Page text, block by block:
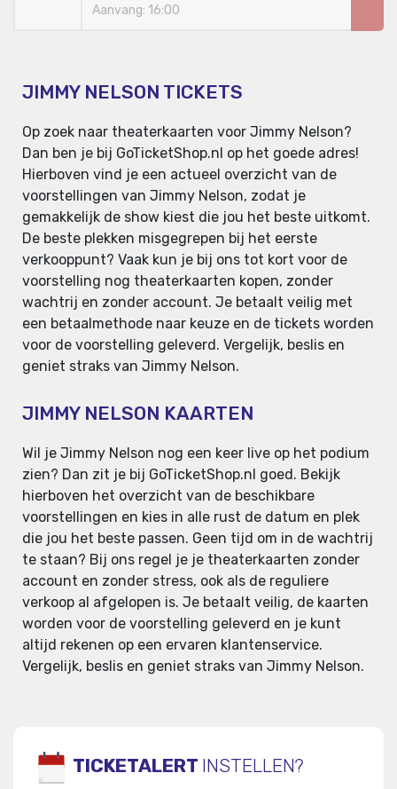
Aanvang: 16:00
JIMMY NELSON TICKETS
Op zoek naar theaterkaarten voor Jimmy Nelson?
Dan ben je bij GoTicketShop.nl op het goede adres!
Hierboven vind je een actueel overzicht van de
voorstellingen van Jimmy Nelson, zodat je
gemakkelijk de show kiest die jou het beste uitkomt.
De beste plekken misgegrepen bij het eerste
verkooppunt? Vaak kun je bij ons tot kort voor de
voorstelling nog theaterkaarten kopen, zonder
wachtrij en zonder account. Je betaalt veilig met
een betaalmethode naar keuze en de tickets worden
voor de voorstelling geleverd. Vergelijk, beslis en
geniet straks van Jimmy Nelson.
JIMMY NELSON KAARTEN
Wil je Jimmy Nelson nog een keer live op het podium
zien? Dan zit je bij GoTicketShop.nl goed. Bekijk
hierboven het overzicht van de beschikbare
voorstellingen en kies in alle rust de datum en plek
die jou het beste passen. Geen tijd om in de wachtrij
te staan? Bij ons regel je je theaterkaarten zonder
account en zonder stress, ook als de reguliere
verkoop al afgelopen is. Je betaalt veilig, de kaarten
worden voor de voorstelling geleverd en je kunt
altijd rekenen op een ervaren klantenservice.
Vergelijk, beslis en geniet straks van Jimmy Nelson.
TICKETALERT INSTELLEN?